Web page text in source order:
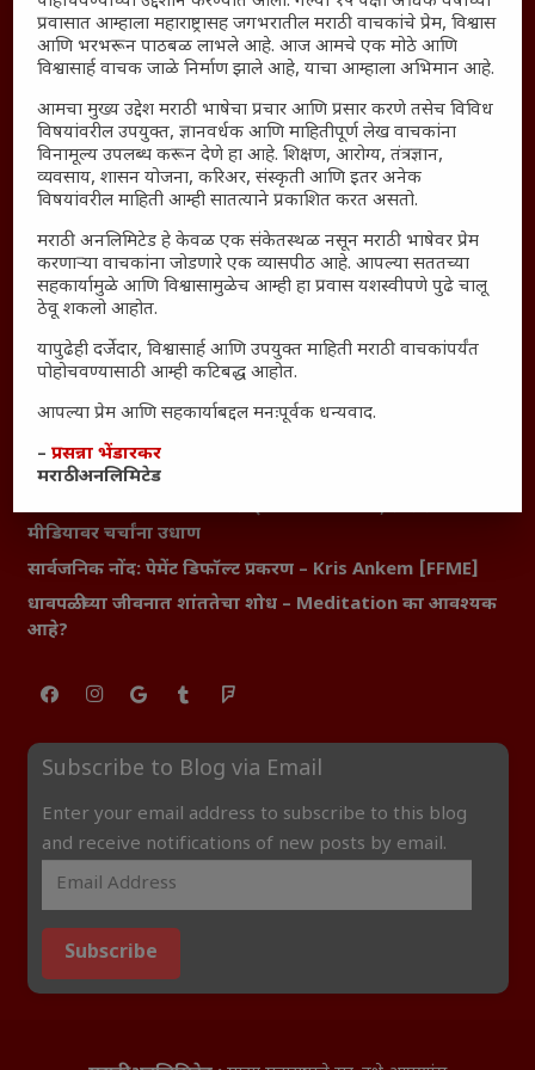
Polls Archive
Shop Unlimited
Thought For The Day
सामान्य आजारांवर गावठी उपाय – घरच्या घरी मिळवा प्राथमिक
आराम
महाराष्ट्रातील किल्ल्यांचे महत्त्व : स्वराज्याच्या वैभवशाली इतिहासाचे
साक्षीदार
₹370 ची बिर्याणी” आणि हरवत चाललेली संवेदनशीलता : आजच्या
तरुणांच्या मनात नेमकं काय चाललंय?
यश आणि आत्मविश्वास: स्वप्नांना वास्तवात बदलण्याची शक्ती
महाराष्ट्रातील बदलत्या हवामानाचा शेतीवर वाढता परिणाम:
शेतकऱ्यांसमोरील नवीन आव्हाने आणि संधी
महाराष्ट्र आणि संपूर्ण भारतातील शेतकऱ्यांना मान्सूनचे महत्त्व
‘कॉकरोच जनता पार्टी’ची वेबसाईट अचानक डाउन; सोशल
मीडियावर चर्चांना उधाण
सार्वजनिक नोंद: पेमेंट डिफॉल्ट प्रकरण – Kris Ankem [FFME]
धावपळीच्या जीवनात शांततेचा शोध – Meditation का आवश्यक
आहे?
Subscribe to Blog via Email
Enter your email address to subscribe to this blog
and receive notifications of new posts by email.
Subscribe
प्रवासात आम्हाला महाराष्ट्रासह जगभरातील मराठी वाचकांचे प्रेम, विश्वास
आणि भरभरून पाठबळ लाभले आहे. आज आमचे एक मोठे आणि
विश्वासार्ह वाचक जाळे निर्माण झाले आहे, याचा आम्हाला अभिमान आहे.
आमचा मुख्य उद्देश मराठी भाषेचा प्रचार आणि प्रसार करणे तसेच विविध
विषयांवरील उपयुक्त, ज्ञानवर्धक आणि माहितीपूर्ण लेख वाचकांना
विनामूल्य उपलब्ध करून देणे हा आहे. शिक्षण, आरोग्य, तंत्रज्ञान,
व्यवसाय, शासन योजना, करिअर, संस्कृती आणि इतर अनेक
विषयांवरील माहिती आम्ही सातत्याने प्रकाशित करत असतो.
मराठी अनलिमिटेड हे केवळ एक संकेतस्थळ नसून मराठी भाषेवर प्रेम
करणाऱ्या वाचकांना जोडणारे एक व्यासपीठ आहे. आपल्या सततच्या
सहकार्यामुळे आणि विश्वासामुळेच आम्ही हा प्रवास यशस्वीपणे पुढे चालू
ठेवू शकलो आहोत.
यापुढेही दर्जेदार, विश्वासार्ह आणि उपयुक्त माहिती मराठी वाचकांपर्यंत
पोहोचवण्यासाठी आम्ही कटिबद्ध आहोत.
आपल्या प्रेम आणि सहकार्याबद्दल मनःपूर्वक धन्यवाद.
–प्रसन्ना भेंडारकर
मराठी अनलिमिटेड